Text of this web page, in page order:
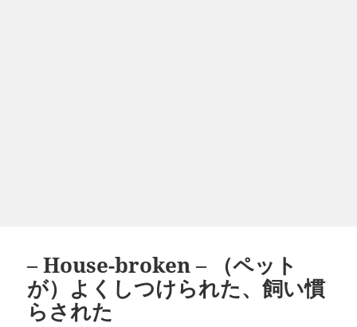
– House-broken – （ペット
が）よくしつけられた、飼い慣
らされた